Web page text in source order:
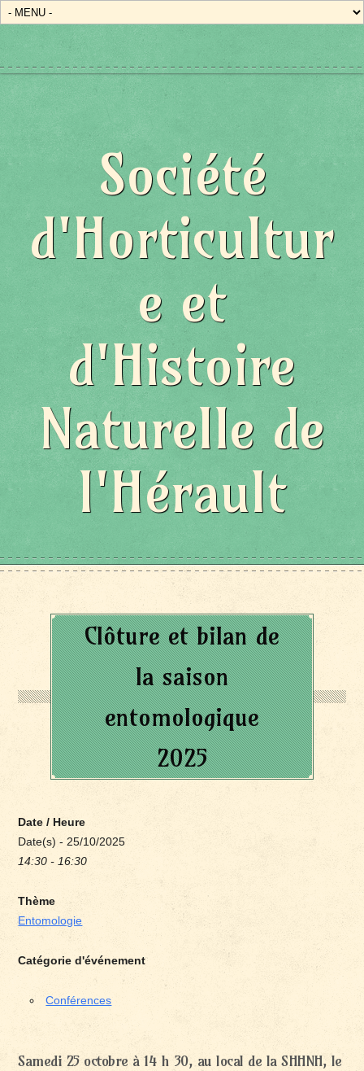
Société
d'Horticultur
e et
d'Histoire
Naturelle de
l'Hérault
Clôture et bilan de
la saison
entomologique
2025
Date / Heure
Date(s) - 25/10/2025
14:30 - 16:30
Thème
Entomologie
Catégorie d'événement
Conférences
Samedi 25 octobre à 14 h 30, au local de la SHHNH, le